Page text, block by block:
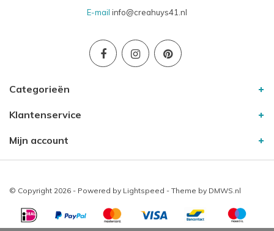
E-mail info@creahuys41.nl
Categorieën
Klantenservice
Mijn account
© Copyright 2026 - Powered by Lightspeed - Theme by DMWS.nl